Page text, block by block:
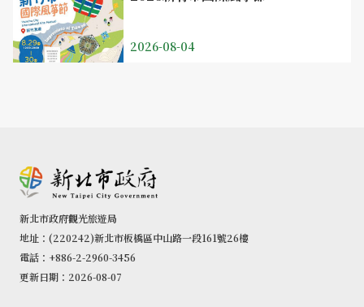
2026-08-04
新北市政府觀光旅遊局
地址：(220242)新北市板橋區中山路一段161號26樓
電話：+886-2-2960-3456
更新日期：2026-08-07